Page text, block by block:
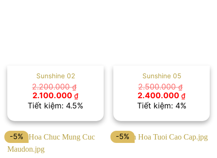
Sunshine 02
2.200.000₫
Giá
gốc
là:
2.100.000 ₫Giá
hiện
tại
2.100.000 ₫.
Tiết kiệm: 4.5%
Sunshine 05
2.500.000₫
Giá
gốc
là:
2.400.000 ₫Giá
hiện
tại
Tiết kiệm: 4%
-5% -5%